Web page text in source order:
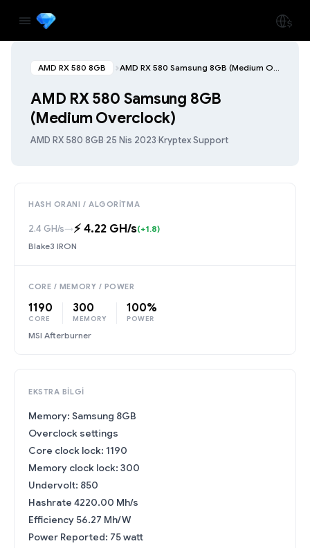
AMD RX 580 8GB AMD RX 580 Samsung 8GB (Medium Overclock)
AMD RX 580 Samsung 8GB
(Medium Overclock)
AMD RX 580 8GB·25 Nis 2023·Kryptex Support
HASH ORANI / ALGORITMA
2.4 GH/s→⚡️ 4.22 GH/s(+1.8)
Blake3 IRON
CORE / MEMORY / POWER
1190
CORE
300
MEMORY
100%
POWER
MSI Afterburner
EKSTRA BILGI
Memory: Samsung 8GB
Overclock settings
Core clock lock: 1190
Memory clock lock: 300
Undervolt: 850
Hashrate 4220.00 Mh/s
Efficiency 56.27 Mh/W
Power Reported: 75 watt